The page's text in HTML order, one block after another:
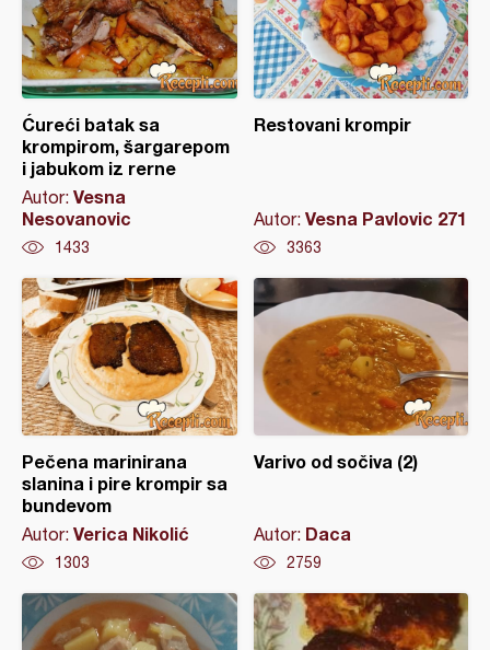
Ćureći batak sa
krompirom, šargarepom
i jabukom iz rerne
Autor: Vesna
Nesovanovic
1433
Restovani krompir
Autor: Vesna Pavlovic 271
3363
Pečena marinirana
slanina i pire krompir sa
bundevom
Autor: Verica Nikolić
1303
Varivo od sočiva (2)
Autor: Daca
2759